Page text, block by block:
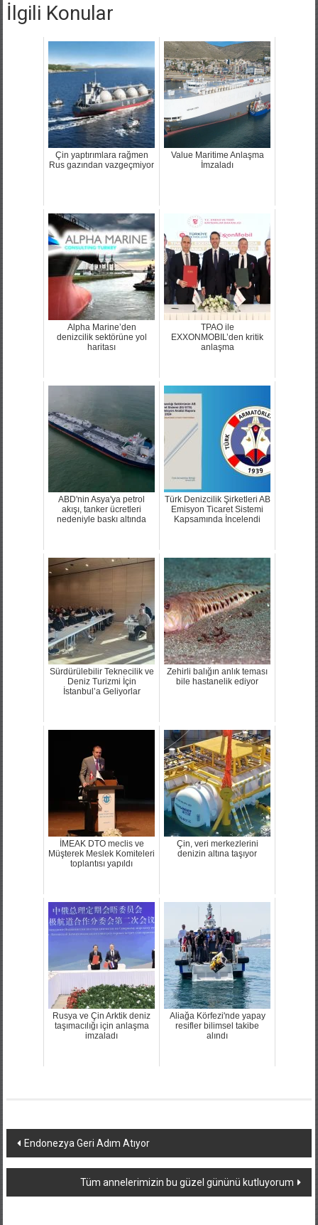
İlgili Konular
Çin yaptırımlara rağmen
Rus gazından vazgeçmiyor
Value Maritime Anlaşma
İmzaladı
Alpha Marine’den
denizcilik sektörüne yol
haritası
TPAO ile
EXXONMOBIL’den kritik
anlaşma
ABD'nin Asya'ya petrol
akışı, tanker ücretleri
nedeniyle baskı altında
Türk Denizcilik Şirketleri AB
Emisyon Ticaret Sistemi
Kapsamında İncelendi
Sürdürülebilir Teknecilik ve
Deniz Turizmi İçin
İstanbul’a Geliyorlar
Zehirli balığın anlık teması
bile hastanelik ediyor
İMEAK DTO meclis ve
Müşterek Meslek Komiteleri
toplantısı yapıldı
Çin, veri merkezlerini
denizin altına taşıyor
Rusya ve Çin Arktik deniz
taşımacılığı için anlaşma
imzaladı
Aliağa Körfezi'nde yapay
resifler bilimsel takibe
alındı
Yazı
dolaşımı
Endonezya Geri Adım Atıyor
Tüm annelerimizin bu güzel gününü kutluyorum